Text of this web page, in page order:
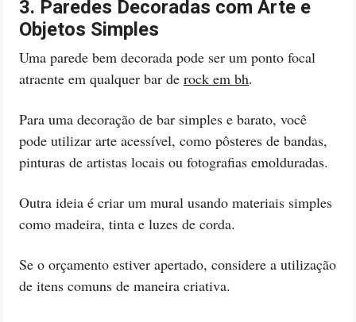
3. Paredes Decoradas com Arte e
Objetos Simples
Uma parede bem decorada pode ser um ponto focal
atraente em qualquer bar de rock em bh.
Para uma decoração de bar simples e barato, você
pode utilizar arte acessível, como pôsteres de bandas,
pinturas de artistas locais ou fotografias emolduradas.
Outra ideia é criar um mural usando materiais simples
como madeira, tinta e luzes de corda.
Se o orçamento estiver apertado, considere a utilização
de itens comuns de maneira criativa.